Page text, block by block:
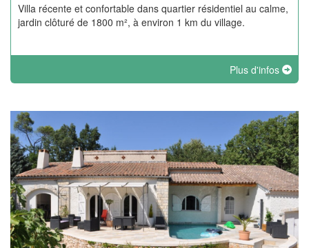
Villa récente et confortable dans quartier résidentiel au calme,
jardin clôturé de 1800 m², à environ 1 km du village.
Plus d'infos